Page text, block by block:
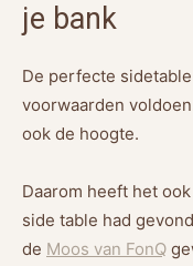
je bank
De perfecte
voorwaarden
ook de hoogte.
Daarom heeft het
side table had
de Moos van FonQ